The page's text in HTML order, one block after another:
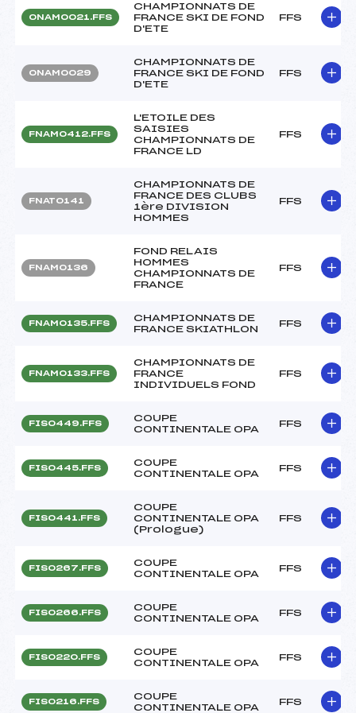
ONAM0021.FFS
CHAMPIONNATS DE
FRANCE SKI DE FOND
D'ETE
FFS
ONAM0029
CHAMPIONNATS DE
FRANCE SKI DE FOND
D'ETE
FFS
FNAM0412.FFS
L'ETOILE DES
SAISIES
CHAMPIONNATS DE
FRANCE LD
FFS
FNAT0141
CHAMPIONNATS DE
FRANCE DES CLUBS
1ère DIVISION
HOMMES
FFS
FNAM0136
FOND RELAIS
HOMMES
CHAMPIONNATS DE
FRANCE
FFS
FNAM0135.FFS
CHAMPIONNATS DE
FRANCE SKIATHLON
FFS
FNAM0133.FFS
CHAMPIONNATS DE
FRANCE
INDIVIDUELS FOND
FFS
FIS0449.FFS
COUPE
CONTINENTALE OPA
FFS
FIS0445.FFS
COUPE
CONTINENTALE OPA
FFS
FIS0441.FFS
COUPE
CONTINENTALE OPA
(Prologue)
FFS
FIS0267.FFS
COUPE
CONTINENTALE OPA
FFS
FIS0266.FFS
COUPE
CONTINENTALE OPA
FFS
FIS0220.FFS
COUPE
CONTINENTALE OPA
FFS
FIS0216.FFS
COUPE
CONTINENTALE OPA
FFS